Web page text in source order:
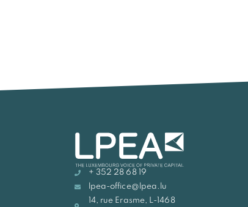
+ 352 28 68 19
lpea-office@lpea.lu
14, rue Erasme, L-1468